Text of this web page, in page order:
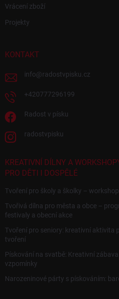
Vrácení zboží
Projekty
KONTAKT
info@radostvpisku.cz
+420777296199
Radost v písku
radostvpisku
KREATIVNÍ DÍLNY A
PRO DĚTI I DOSPĚLÉ
Tvoření pro školy a školky –
Tvořivá dílna pro města a obce –
festivaly a obecní akce
Tvoření pro seniory: kreativní aktivita
tvoření
Pískování na svatbě: Kreativní
vzpomínky
Narozeninové párty s pískováním: